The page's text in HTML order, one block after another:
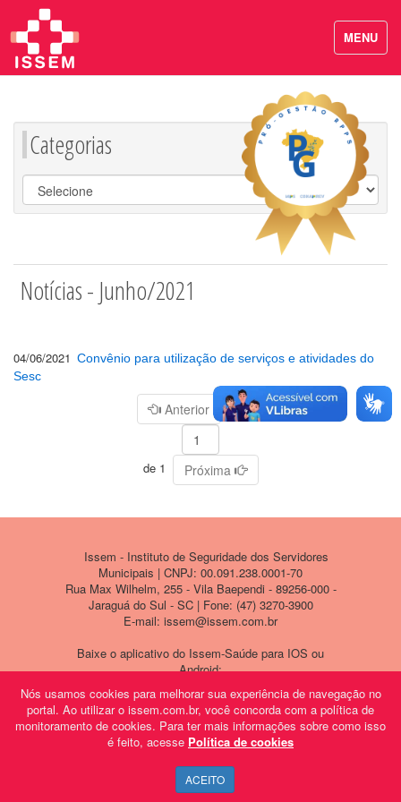
Nós usamos cookies para melhorar sua experiência de navegação no
portal. Ao utilizar o issem.com.br, você concorda com a política de
monitoramento de cookies. Para ter mais informações sobre como isso
é feito, acesse Política de cookies
ACEITO
Categorias
Notícias - Junho/2021
04/06/2021 Convênio para utilização de serviços e atividades do
Sesc
Anterior Página
de 1 Próxima
Issem - Instituto de Seguridade dos Servidores
Municipais | CNPJ: 00.091.238.0001-70
Rua Max Wilhelm, 255 - Vila Baependi - 89256-000 -
Jaraguá do Sul - SC | Fone: (47) 3270-3900
E-mail: issem@issem.com.br
Baixe o aplicativo do Issem-Saúde para IOS ou
Android:
MENU